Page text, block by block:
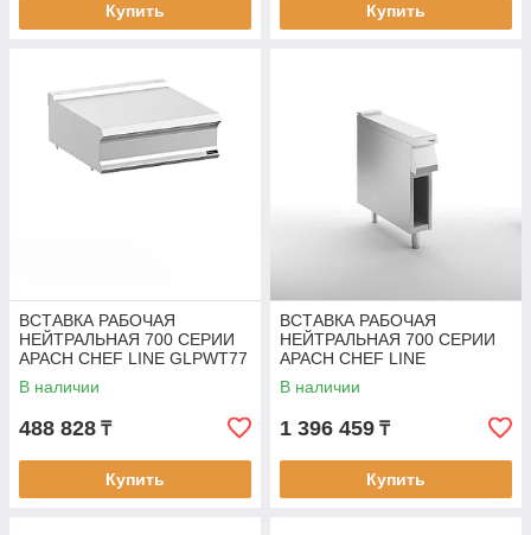
Купить Купить
ВСТАВКА РАБОЧАЯ
НЕЙТРАЛЬНАЯ 700 СЕРИИ
APACH CHEF LINE GLPWT77
В наличии
488 828 ₸
Купить
ВСТАВКА РАБОЧАЯ
НЕЙТРАЛЬНАЯ 700 СЕРИИ
APACH CHEF LINE
SLWT27BS
В наличии
1 396 459 ₸
Купить